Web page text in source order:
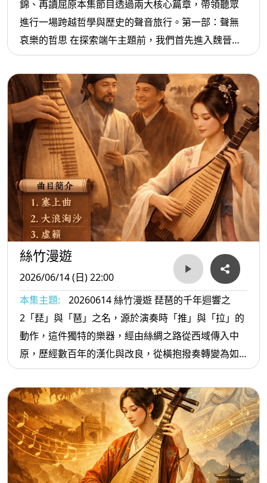
錦、再讀屈原本集節目透過兩大核心篇章，帶領聽眾
進行一場跨越哲學與歷史的聲音旅行。第一部：聲無
哀樂的哲思 在探索端午主題前，我們首先進入魏晉名
士嵇康的哲學世界。嵇康在《聲無哀樂論》中提出深
刻主張：音樂本質為客觀聲響，所謂的「哀」或
「樂」，並非音律自帶，而是聽者心境的投射。此論
點為後續的歷史音樂解讀立下基石——當我們面對千
古哀歌，音樂究竟是客觀的存在，還是集體情感的折
射？透過對此哲思的剖析，聽眾將能以更超然的視
角，重新審視音符背後的文化符碼。第二部：賽龍奪
錦與再讀屈原 進入端午專題，節目以何柳堂的廣東音
樂《賽龍奪錦》揭開序幕，以奔放旋律描繪龍舟競渡
的熱鬧氣象，並結合蕭泰然《龍舟競渡》與隋唐古曲
《泛龍舟》，展現節慶的多重面貌。針對屈原的文
學，我們面對「知楚不易」的挑戰，深入探討為何楚
辭作為「視覺性」文學在譜曲上的艱難。節目後半深
入《離騷》的音樂生命：透過晚唐琴家陳康士所作、
管平湖大師演繹的《離騷》，聽見「始則抑鬱，繼則
豪爽」的生命張力；隨後聆聽李煥之的古箏協奏曲
《汨羅江幻想曲》，以及秦文琛感悟《九章·懷沙》而
作的室內樂。這些作品不僅是對屈原這位愛國詩人的
為聲響的藝術實踐。
絲竹漫遊
2026/06/14 (日) 22:00
本集主題:
20260614 絲竹漫遊 琵琶的千年迴響之
2「琵」與「琶」之名，源於演奏時「推」與「拉」的
動作，這件獨特的樂器，經由絲綢之路從西域傳入中
原，歷經數百年的漢化與改良，從橫抱撥奏轉變為如
今豎抱指彈的精緻形態，成為中西文化交流最深刻的
見證者。